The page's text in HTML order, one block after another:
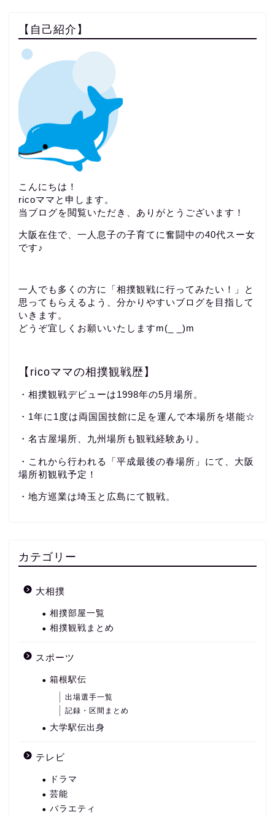
【自己紹介】
こんにちは！
ricoママと申します。
当ブログを閲覧いただき、ありがとうございます！
大阪在住で、一人息子の子育てに奮闘中の40代スー女
です♪
一人でも多くの方に「相撲観戦に行ってみたい！」と
思ってもらえるよう、分かりやすいブログを目指して
いきます。
どうぞ宜しくお願いいたしますm(_ _)m
【ricoママの相撲観戦歴】
・相撲観戦デビューは1998年の5月場所。
・1年に1度は両国国技館に足を運んで本場所を堪能☆
・名古屋場所、九州場所も観戦経験あり。
・これから行われる「平成最後の春場所」にて、大阪
場所初観戦予定！
・地方巡業は埼玉と広島にて観戦。
カテゴリー
大相撲
相撲部屋一覧
相撲観戦まとめ
スポーツ
箱根駅伝
出場選手一覧
記録・区間まとめ
大学駅伝出身
テレビ
ドラマ
芸能
バラエティ